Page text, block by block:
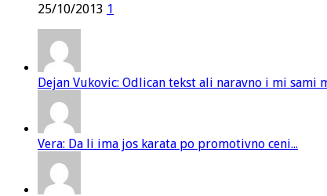
25/10/2013 1
Dejan Vukovic: Odlican tekst ali naravno i mi sami
Vera: Da li ima jos karata po promotivno ceni...